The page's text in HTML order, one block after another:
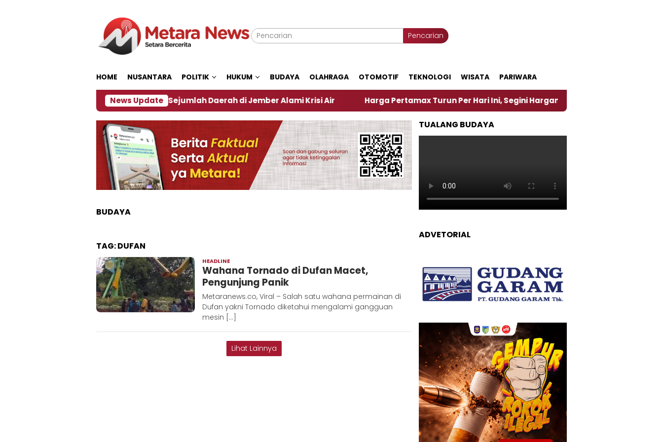
Pencarian
HOME NUSANTARA POLITIK HUKUM BUDAYA OLAHRAGA OTOMOTIF TEKNOLOGI WISATA PARIWARA
News Update
Dampak El Nino, Sejumlah Daerah di Jember Alami Krisi Air Harga Pertamax Turun Per Hari Ini, Segini Harganya ‎Nasirun Maestro Lukis
BUDAYA
TAG:DUFAN
HEADLINE
Metara
Wahana Tornado di Dufan Macet,
Pengunjung Panik
Metaranews.co, Viral – Salah satu wahana permainan di
Dufan yakni Tornado diketahui mengalami gangguan
mesin […]
Lihat Lainnya
TUALANG BUDAYA
ADVETORIAL